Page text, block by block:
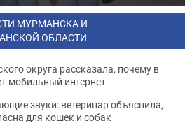
МУРМАНСКА И
ОБЛАСТИ
округа рассказала, почему в
мобильный интернет
звуки: ветеринар объяснила,
для кошек и собак